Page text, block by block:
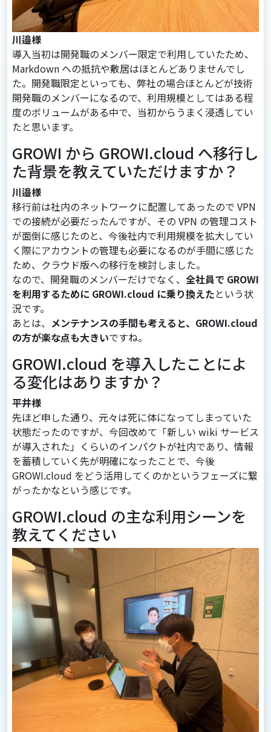
川邉様
導入当初は開発職のメンバー限定で利用していたため、
Markdown への抵抗や敷居はほとんどありませんでし
た。開発職限定といっても、弊社の場合ほとんどが技術
開発職のメンバーになるので、利用規模としてはある程
度のボリュームがある中で、当初からうまく浸透してい
たと思います。
GROWI から GROWI.cloud へ移行し
た背景を教えていただけますか？
川邉様
移行前は社内のネットワークに配置してあったので VPN
での接続が必要だったんですが、その VPN の管理コスト
が面倒に感じたのと、今後社内で利用規模を拡大してい
く際にアカウントの管理も必要になるのが手間に感じた
ため、クラウド版への移行を検討しました。
なので、開発職のメンバーだけでなく、 全社員で GROWI
を利用するために GROWI.cloud に乗り換えたという状
況です。
あとは、 メンテナンスの手間も考えると、GROWI.cloud
の方が楽な点も大きいですね。
GROWI.cloud を導入したことによ
る変化はありますか？
平井様
先ほど申した通り、元々は死に体になってしまっていた
状態だったのですが、今回改めて「新しい wiki サービス
が導入された」くらいのインパクトが社内であり、情報
を蓄積していく先が明確になったことで、今後
GROWI.cloud をどう活用してくのかというフェーズに繋
がったかなという感じです。
GROWI.cloud の主な利用シーンを
教えてください